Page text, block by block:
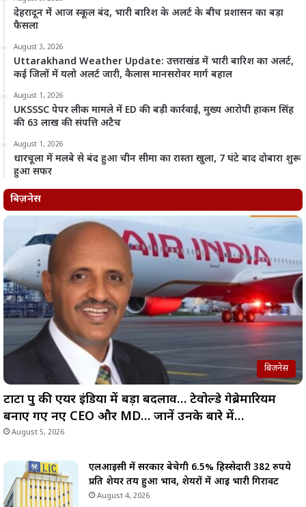
देहरादून में आज स्कूल बंद, भारी बारिश के अलर्ट के बीच प्रशासन का बड़ा
फैसला
August 3, 2026
Uttarakhand Weather Update: उत्तराखंड में भारी बारिश का अलर्ट,
कई जिलों में यलो अलर्ट जारी, कैलास मानसरोवर मार्ग बहाल
August 1, 2026
UKSSSC पेपर लीक मामले में ED की बड़ी कार्रवाई, मुख्य आरोपी हाकम सिंह
की 63 लाख की संपत्ति अटैच
August 1, 2026
धारचूला में मलबे से बंद हुआ चीन सीमा का रास्ता खुला, 7 घंटे बाद दोबारा शुरू
हुआ सफर
बिज़नेस
बिज़नेस
टाटा ग्रुप की एयर इंडिया में बड़ा बदलाव… टेवोल्डे गेब्रेमारियम
बनाए गए नए CEO और MD… जानें उनके बारे में…
August 5, 2026
एलआईसी में सरकार बेचेगी 6.5% हिस्सेदारी 382 रुपये
प्रति शेयर तय हुआ भाव, शेयरों में आई भारी गिरावट
August 4, 2026